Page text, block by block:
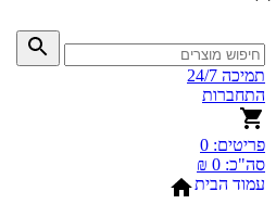
תמיכה 24/7
התחברות
פריטים: 0
סה"כ: 0 ₪
עמוד הבית